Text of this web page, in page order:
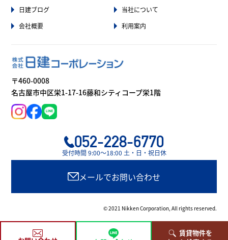
賃貸物件を
日建ブログ
当社について
会社概要
利用案内
〒460-0008
名古屋市中区栄1-17-16藤和シティコープ栄1階
052-228-6770
受付時間 9:00〜18:00 土・日・祝日休
メールでお問い合わせ
© 2021 Nikken Corporation, All rights reserved.